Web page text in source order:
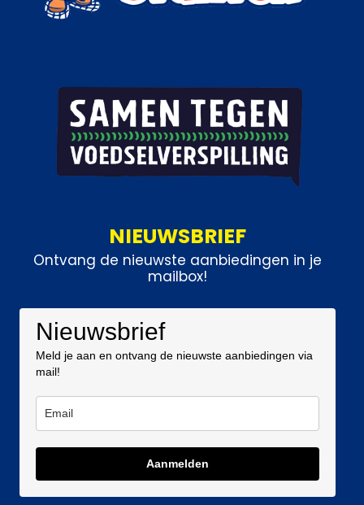
NIEUWSBRIEF
Ontvang de nieuwste aanbiedingen in je
mailbox!
Nieuwsbrief
Meld je aan en ontvang de nieuwste aanbiedingen via
mail!
Aanmelden